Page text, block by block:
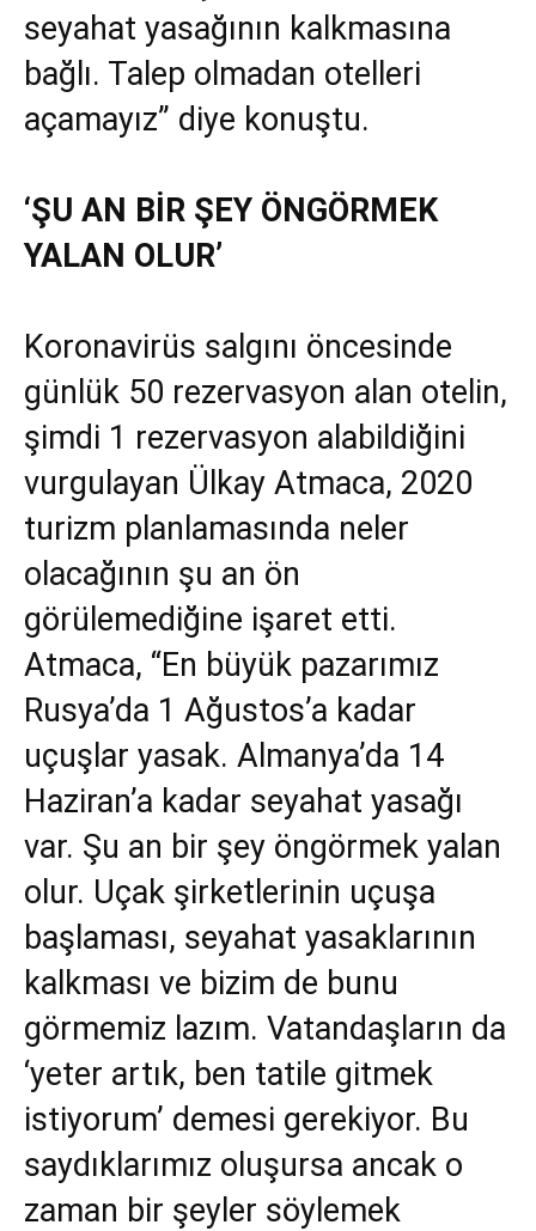
seyahat yasağının kalkmasına
bağlı. Talep olmadan otelleri
açamayız” diye konuştu.
‘ŞU AN BİR ŞEY ÖNGÖRMEK
YALAN OLUR’
Koronavirüs salgını öncesinde
günlük 50 rezervasyon alan otelin,
şimdi 1 rezervasyon alabildiğini
vurgulayan Ülkay Atmaca, 2020
turizm planlamasında neler
olacağının şu an ön
görülemediğine işaret etti.
Atmaca, “En büyük pazarımız
Rusya’da 1 Ağustos’a kadar
uçuşlar yasak. Almanya’da 14
Haziran’a kadar seyahat yasağı
var. Şu an bir şey öngörmek yalan
olur. Uçak şirketlerinin uçuşa
başlaması, seyahat yasaklarının
kalkması ve bizim de bunu
görmemiz lazım. Vatandaşların da
‘yeter artık, ben tatile gitmek
istiyorum’ demesi gerekiyor. Bu
saydıklarımız oluşursa ancak o
zaman bir şeyler söylemek